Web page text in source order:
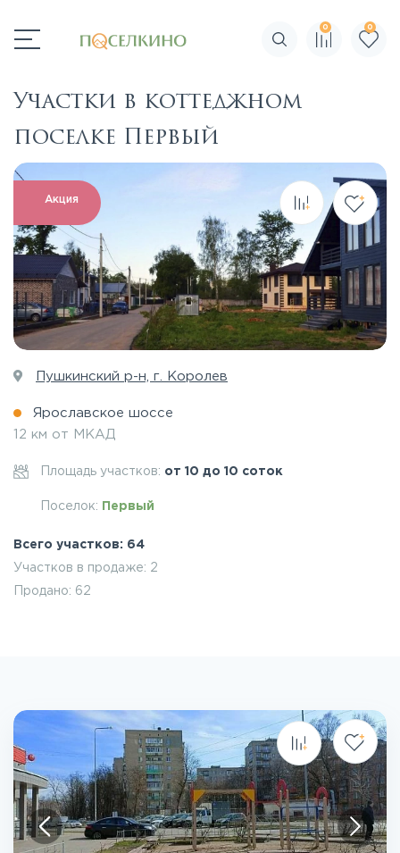
Поиск по сайту
0 0
Участки в коттеджном
поселке Первый
Пушкинский р-н, г. Королев
Ярославское шоссе
12 км от МКАД
Площадь участков: от 10 до 10 соток
Поселок: Первый
Всего участков: 64
Участков в продаже: 2
Продано: 62
Акция